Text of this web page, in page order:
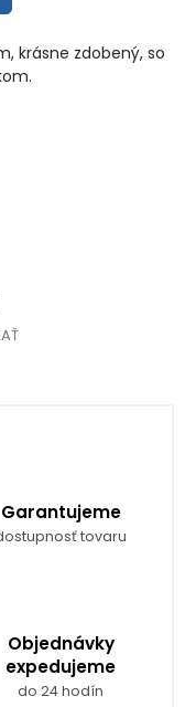
krásne zdobený, so
Garantujeme
tovaru
Objednávky
expedujeme
do 24 hodín